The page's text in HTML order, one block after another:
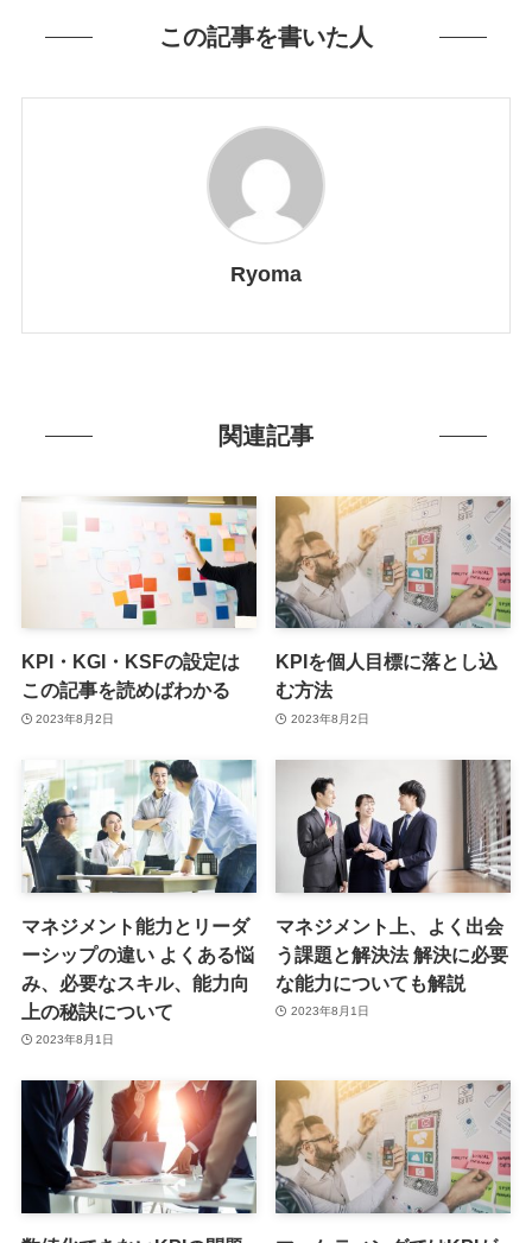
この記事を書いた人
Ryoma
関連記事
KPI・KGI・KSFの設定は
この記事を読めばわかる
2023年8月2日
KPIを個人目標に落とし込
む方法
2023年8月2日
マネジメント能力とリーダ
ーシップの違い よくある悩
み、必要なスキル、能力向
上の秘訣について
2023年8月1日
マネジメント上、よく出会
う課題と解決法 解決に必要
な能力についても解説
2023年8月1日